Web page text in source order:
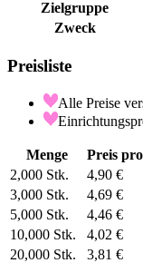
Zielgruppe
Zweck
Preisliste
Alle Preise
Menge
Preis
2,000 Stk.
4,90 €
3,000 Stk.
4,69 €
5,000 Stk.
4,46 €
10,000 Stk.
4,02 €
20,000 Stk.
3,81 €